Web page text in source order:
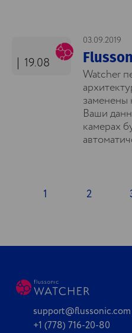
19.08
03.09.2019
Watcher
заменены
Ваши
камерах
1 2
support@flussonic.com
+1 (778) 716-20-80